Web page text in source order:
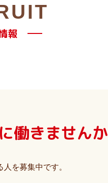
報
働きません
を募集中です。